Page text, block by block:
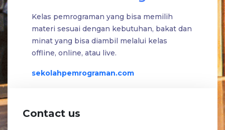
Kelas pemrograman yang bisa memilih
materi sesuai dengan kebutuhan, bakat dan
minat yang bisa diambil melalui kelas
offline, online, atau live.
sekolahpemrograman.com
Contact us